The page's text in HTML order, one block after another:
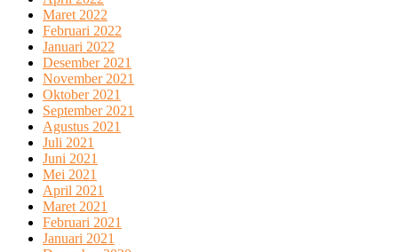
Maret 2022
Februari 2022
Januari 2022
Desember 2021
November 2021
Oktober 2021
September 2021
Agustus 2021
Juli 2021
Juni 2021
Mei 2021
April 2021
Maret 2021
Februari 2021
Januari 2021